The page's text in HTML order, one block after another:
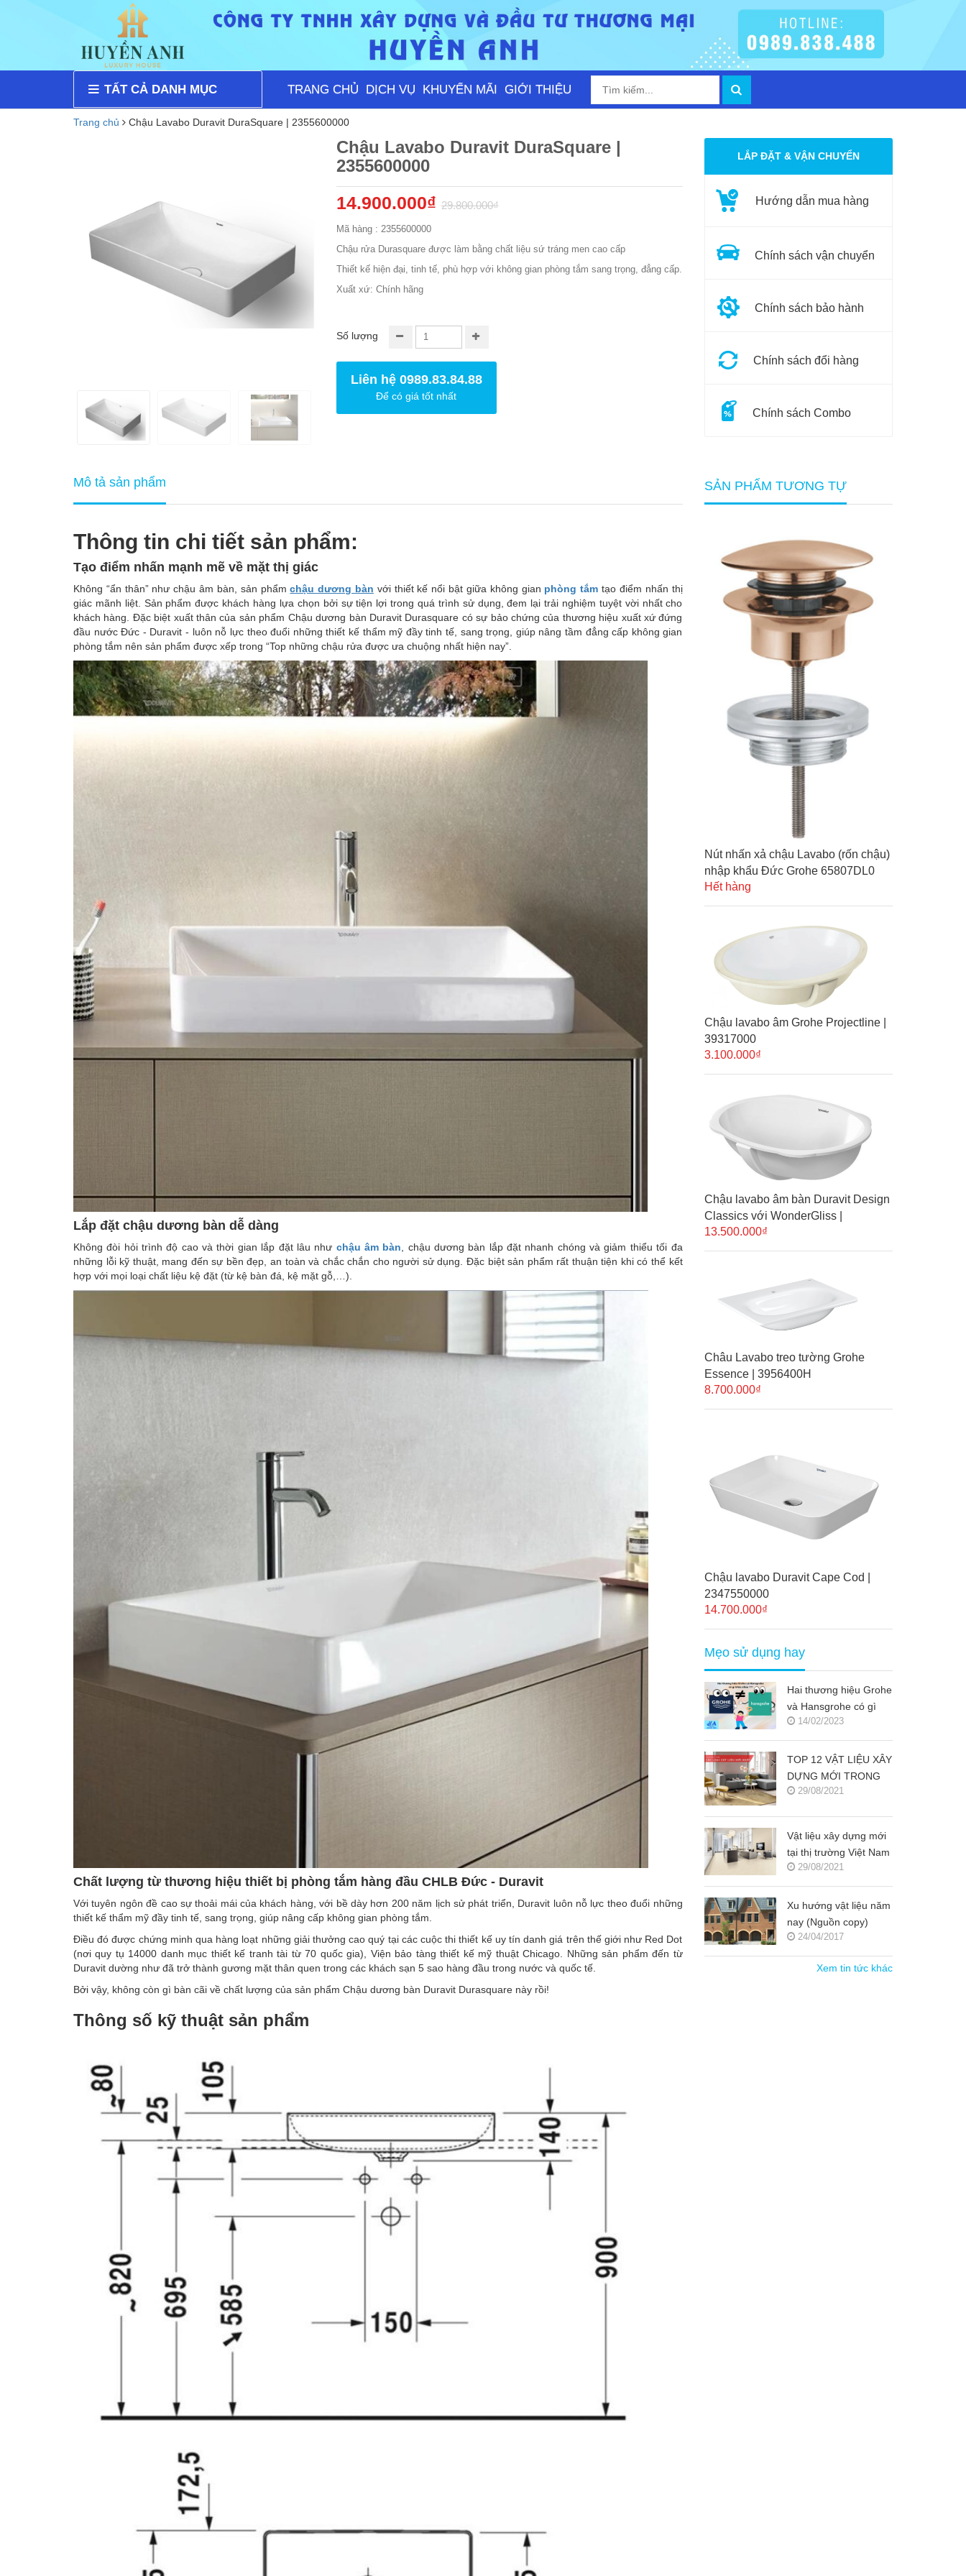
TẤT CẢ DANH MỤC TRANG CHỦ DỊCH VỤ KHUYẾN MÃI GIỚI THIỆU
Trang chủ Chậu Lavabo Duravit DuraSquare | 2355600000
Chậu Lavabo Duravit DuraSquare |
2355600000
14.900.000₫ 29.800.000₫
Mã hàng : 2355600000
Chậu rửa Durasquare được làm bằng chất liệu sứ tráng men cao cấp
Thiết kế hiện đại, tinh tế, phù hợp với không gian phòng tắm sang trọng, đẳng cấp.
Xuất xứ: Chính hãng
Số lượng
Liên hệ 0989.83.84.88
Để có giá tốt nhất
LẮP ĐẶT & VẬN CHUYỂN
Hướng dẫn mua hàng
Chính sách vận chuyển
Chính sách bảo hành
Chính sách đổi hàng
Chính sách Combo
Mô tả sản phẩm
Thông tin chi tiết sản phẩm:
Tạo điểm nhấn mạnh mẽ về mặt thị giác
Không “ẩn thân” như chậu âm bàn, sản phẩmchậu dương bàn với thiết kế nổi bật giữa không gian phòng tắm tạo điểm nhấn thị
giác mãnh liệt. Sản phẩm được khách hàng lựa chọn bởi sự tiện lợi trong quá trình sử dụng, đem lại trải nghiệm tuyệt vời nhất cho
khách hàng. Đặc biệt xuất thân của sản phẩm Chậu dương bàn Duravit Durasquare có sự bảo chứng của thương hiệu xuất xứ đứng
đầu nước Đức - Duravit - luôn nỗ lực theo đuổi những thiết kế thẩm mỹ đầy tinh tế, sang trọng, giúp nâng tầm đẳng cấp không gian
phòng tắm nên sản phẩm được xếp trong “Top những chậu rửa được ưa chuộng nhất hiện nay”.
Lắp đặt chậu dương bàn dễ dàng
Không đòi hỏi trình độ cao và thời gian lắp đặt lâu như chậu âm bàn , chậu dương bàn lắp đặt nhanh chóng và giảm thiểu tối đa
những lỗi kỹ thuật, mang đến sự bền đẹp, an toàn và chắc chắn cho người sử dụng. Đặc biệt sản phẩm rất thuận tiện khi có thể kết
hợp với mọi loại chất liệu kệ đặt (từ kệ bàn đá, kệ mặt gỗ,…).
Chất lượng từ thương hiệu thiết bị phòng tắm hàng đầu CHLB Đức - Duravit
Với tuyên ngôn đề cao sự thoải mái của khách hàng, với bề dày hơn 200 năm lịch sử phát triển, Duravit luôn nỗ lực theo đuổi những
thiết kế thẩm mỹ đầy tinh tế, sang trọng, giúp nâng cấp không gian phòng tắm.
Điều đó được chứng minh qua hàng loạt những giải thưởng cao quý tại các cuộc thi thiết kế uy tín danh giá trên thế giới như Red Dot
(nơi quy tụ 14000 danh mục thiết kế tranh tài từ 70 quốc gia), Viện bảo tàng thiết kế mỹ thuật Chicago. Những sản phẩm đến từ
Duravit dường như đã trở thành gương mặt thân quen trong các khách sạn 5 sao hàng đầu trong nước và quốc tế.
Bởi vậy, không còn gì bàn cãi về chất lượng của sản phẩm Chậu dương bàn Duravit Durasquare này rồi!
Thông số kỹ thuật sản phẩm
SẢN PHẨM TƯƠNG TỰ
Nút nhấn xả chậu Lavabo (rốn chậu)
nhập khẩu Đức Grohe 65807DL0
Hết hàng
Chậu lavabo âm Grohe Projectline |
39317000
3.100.000₫
Chậu lavabo âm bàn Duravit Design
Classics với WonderGliss |
04665100001
13.500.000₫
Châu Lavabo treo tường Grohe
Essence | 3956400H
8.700.000₫
Chậu lavabo Duravit Cape Cod |
2347550000
14.700.000₫
Mẹo sử dụng hay
Hai thương hiệu Grohe
và Hansgrohe có gì
khác nhau ???
14/02/2023
TOP 12 VẬT LIỆU XÂY
DỰNG MỚI TRONG
KIẾN TRÚC 2021-
29/08/2021
Vật liệu xây dựng mới
tại thị trường Việt Nam
(Nguồn copy)
29/08/2021
Xu hướng vật liệu năm
nay (Nguồn copy)
24/04/2017
Xem tin tức khác